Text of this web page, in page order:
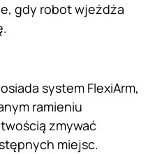
gdy robot wjeżdża
system FlexiArm,
ramieniu
zmywać
miejsc.